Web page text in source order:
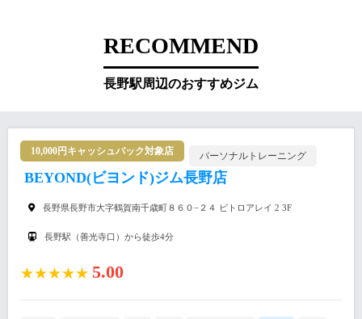
RECOMMEND
長野駅周辺のおすすめジム
10,000円キャッシュバック対象店 パーソナルトレーニング
BEYOND(ビヨンド)ジム長野店
長野県長野市大字鶴賀南千歳町８６０−２４ ビトロアレイ 2 3F
長野駅（善光寺口）から徒歩4分
★★★★★ 5.00